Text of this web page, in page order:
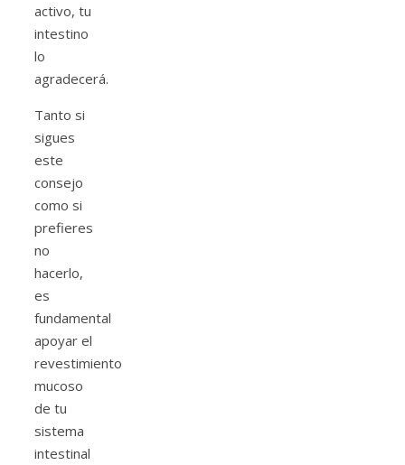
activo, tu
intestino
lo
agradecerá.
Tanto si
sigues
este
consejo
como si
prefieres
no
hacerlo,
es
fundamental
apoyar el
revestimiento
mucoso
de tu
sistema
intestinal